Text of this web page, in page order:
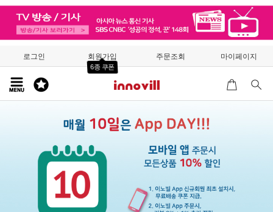
로그인 회원가입
6종 쿠폰
주문조회 마이페이지